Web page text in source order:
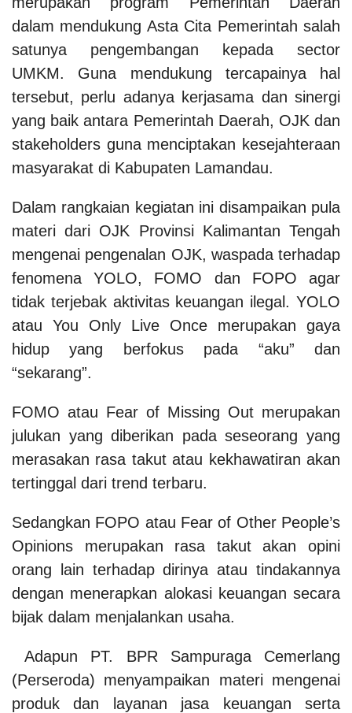
dalam mendukung Asta Cita Pemerintah salah
satunya pengembangan kepada sector
UMKM. Guna mendukung tercapainya hal
tersebut, perlu adanya kerjasama dan sinergi
yang baik antara Pemerintah Daerah, OJK dan
stakeholders guna menciptakan kesejahteraan
masyarakat di Kabupaten Lamandau.
Dalam rangkaian kegiatan ini disampaikan pula
materi dari OJK Provinsi Kalimantan Tengah
mengenai pengenalan OJK, waspada terhadap
fenomena YOLO, FOMO dan FOPO agar
tidak terjebak aktivitas keuangan ilegal. YOLO
atau You Only Live Once merupakan gaya
hidup yang berfokus pada “aku” dan
“sekarang”.
FOMO atau Fear of Missing Out merupakan
julukan yang diberikan pada seseorang yang
merasakan rasa takut atau kekhawatiran akan
tertinggal dari trend terbaru.
Sedangkan FOPO atau Fear of Other People’s
Opinions merupakan rasa takut akan opini
orang lain terhadap dirinya atau tindakannya
dengan menerapkan alokasi keuangan secara
bijak dalam menjalankan usaha.
Adapun PT. BPR Sampuraga Cemerlang
(Perseroda) menyampaikan materi mengenai
produk dan layanan jasa keuangan serta